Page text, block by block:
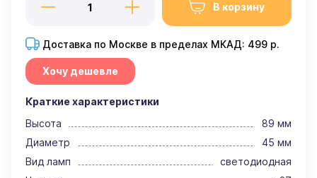
В корзину
Доставка по Москве в пределах МКАД: 499 р.
Хочу дешевле
Краткие характеристики
Высота
89 мм
Диаметр
45 мм
Вид ламп
светодиодная